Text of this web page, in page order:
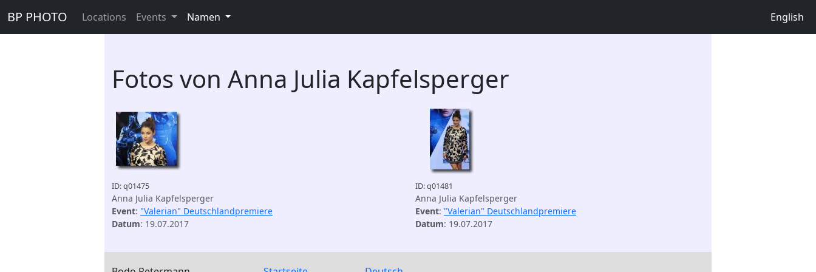
BP PHOTO Locations Events Namen English
Fotos von Anna Julia Kapfelsperger
ID: q01475
Anna Julia Kapfelsperger
Event: "Valerian" Deutschlandpremiere
Datum: 19.07.2017
ID: q01481
Anna Julia Kapfelsperger
Event: "Valerian" Deutschlandpremiere
Datum: 19.07.2017